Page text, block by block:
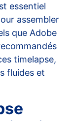
essentiel
assembler
que Adobe
timelapse,
fluides et